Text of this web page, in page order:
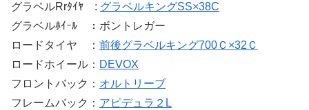
グラベルRrﾀｲﾔ : グラベルキングSS×38C
グラベルﾎｲｰﾙ ：ボントレガー
ロードタイヤ ： 前後グラベルキング700Ｃ×32Ｃ
ロードホイール： DEVOX
フロントバック： オルトリーブ
フレームバック： アピデュラ２L